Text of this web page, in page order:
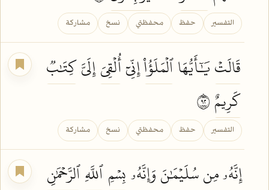
التفسير حفظ محفظتي نسخ مشاركة
قَالَتۡيَٰٓأَيُّهَاٱلۡمَلَؤُاْإِنِّيٓأُلۡقِيَإِلَيَّكِتَٰبٞ
كَرِيمٌ
التفسير حفظ محفظتي نسخ مشاركة
إِنَّهُۥ مِن سُلَيۡمَٰنَ وَإِنَّهُۥبِسۡمِٱللَّهِٱلرَّحۡمَٰنِ